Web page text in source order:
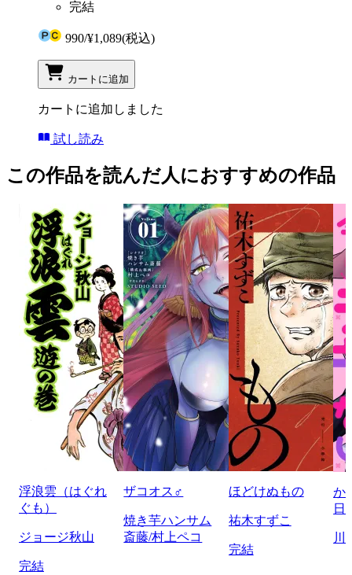
完結
990/¥1,089(税込)
カートに追加
カートに追加しました
試し読み
この作品を読んだ人におすすめの作品
浮浪雲（はぐれ
ぐも）
ジョージ秋山
完結
ザコオス♂
焼き芋ハンサム
斎藤/村上ペコ
ほどけぬもの
祐木すずこ
完結
か
日
川